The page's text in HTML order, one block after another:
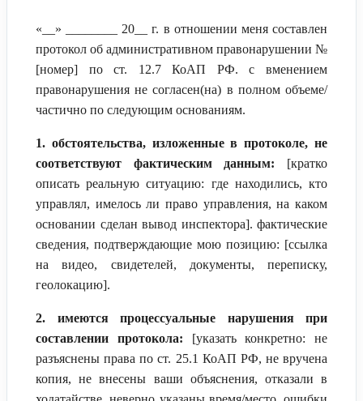
«__» ________ 20__ г. в отношении меня составлен
протокол об административном правонарушении №
[номер] по ст. 12.7 КоАП РФ. с вменением
правонарушения не согласен(на) в полном объеме/
частично по следующим основаниям.
1. обстоятельства, изложенные в протоколе, не
соответствуют фактическим данным: [кратко
описать реальную ситуацию: где находились, кто
управлял, имелось ли право управления, на каком
основании сделан вывод инспектора]. фактические
сведения, подтверждающие мою позицию: [ссылка
на видео, свидетелей, документы, переписку,
геолокацию].
2. имеются процессуальные нарушения при
составлении протокола: [указать конкретно: не
разъяснены права по ст. 25.1 КоАП РФ, не вручена
копия, не внесены ваши объяснения, отказали в